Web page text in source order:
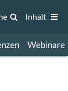
Webinare
Inhalt